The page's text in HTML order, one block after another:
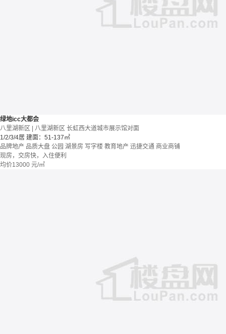
绿地icc大都会
八里湖新区 | 八里湖新区 长虹西大道城市展示馆对面
1/2/3/4居 建面：51-137㎡
品牌地产 品质大盘 公园 湖景房 写字楼 教育地产 迅捷交通 商业商铺
现房，交房快，入住便利
均价13000 元/㎡